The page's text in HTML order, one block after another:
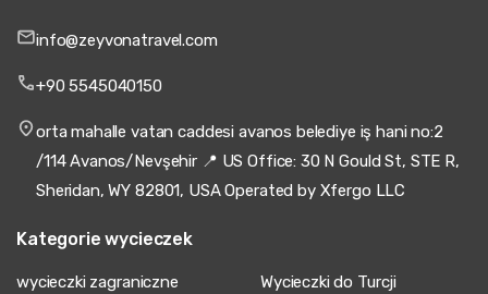
info@zeyvonatravel.com
+90 5545040150
orta mahalle vatan caddesi avanos belediye iş hani no:2
/114 Avanos/Nevşehir 📍 US Office: 30 N Gould St, STE R,
Sheridan, WY 82801, USA Operated by Xfergo LLC
Kategorie wycieczek
wycieczki zagraniczne Wycieczki do Turcji